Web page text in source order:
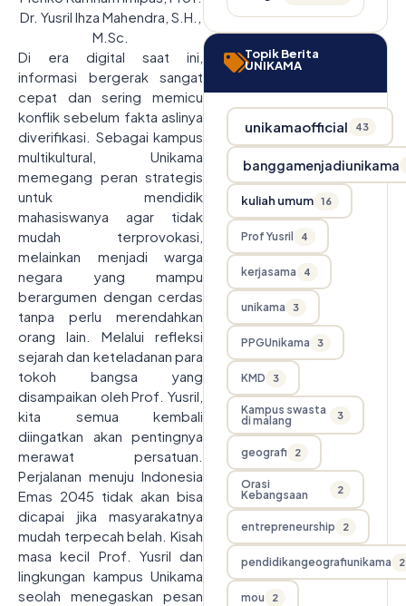
Dr. Yusril Ihza Mahendra, S.H.,
M.Sc.
Di era digital saat ini,
informasi bergerak sangat
cepat dan sering memicu
konflik sebelum fakta aslinya
diverifikasi. Sebagai kampus
multikultural, Unikama
memegang peran strategis
untuk mendidik
mahasiswanya agar tidak
mudah terprovokasi,
melainkan menjadi warga
negara yang mampu
berargumen dengan cerdas
tanpa perlu merendahkan
orang lain. Melalui refleksi
sejarah dan keteladanan para
tokoh bangsa yang
disampaikan oleh Prof. Yusril,
kita semua kembali
diingatkan akan pentingnya
merawat persatuan.
Perjalanan menuju Indonesia
Emas 2045 tidak akan bisa
dicapai jika masyarakatnya
mudah terpecah belah. Kisah
masa kecil Prof. Yusril dan
lingkungan kampus Unikama
seolah menegaskan pesan
Topik Berita
UNIKAMA
unikamaofficial 43
banggamenjadiunikama
kuliah umum 16
Prof Yusril 4
kerjasama 4
unikama 3
PPGUnikama 3
KMD 3
Kampus swasta
di malang
3
geografi 2
Orasi
Kebangsaan
2
entrepreneurship 2
pendidikangeografiunikama 2
mou 2